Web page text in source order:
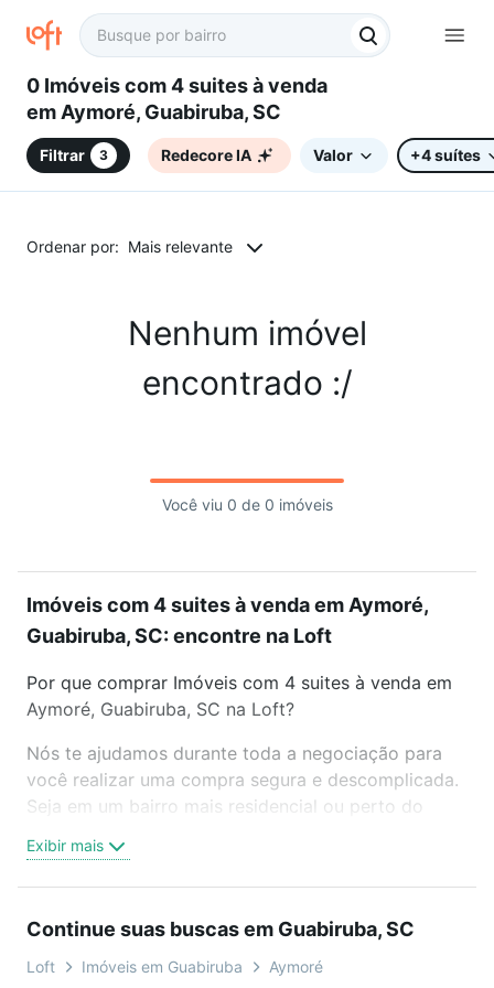
0 Imóveis com 4 suites à venda
em Aymoré, Guabiruba, SC
Filtrar 3 Redecore IA Valor +4 suítes
Ordenar por: Mais relevante
Nenhum imóvel
encontrado :/
Você viu 0 de 0 imóveis
Imóveis com 4 suites à venda em Aymoré,
Guabiruba, SC: encontre na Loft
Por que comprar Imóveis com 4 suites à venda em
Aymoré, Guabiruba, SC na Loft?
Nós te ajudamos durante toda a negociação para
você realizar uma compra segura e descomplicada.
Seja em um bairro mais residencial ou perto do
oferta ideal de Imóveis com 4 suites à venda em
Aymoré, Guabiruba, SC para conquistar seu sonho.
é grátis, sem compromisso e você ainda conta com
mais de 46 mil corretores e imobiliárias te ajudando
Exibir mais
Continue suas buscas em Guabiruba, SC
Loft Imóveis em Guabiruba Aymoré